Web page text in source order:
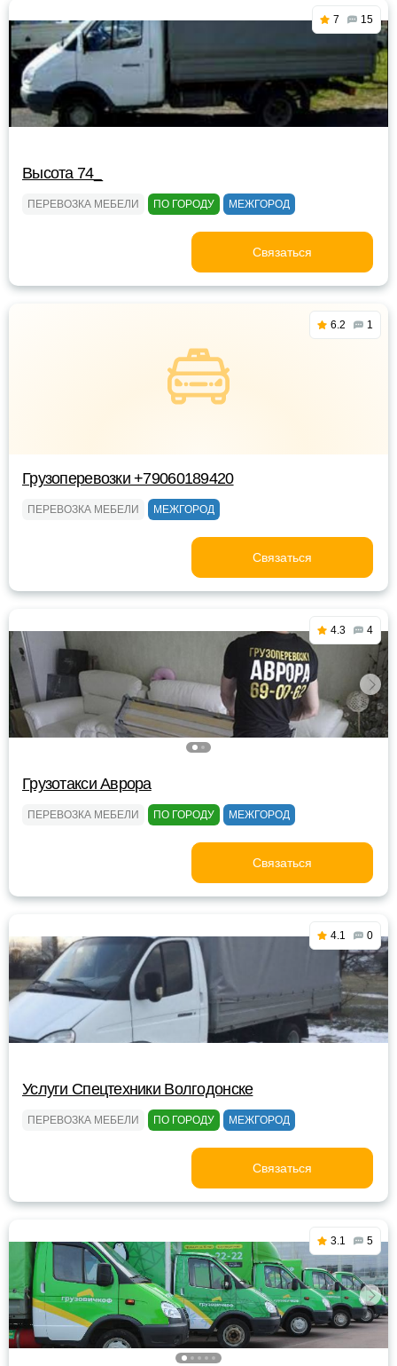
7 15
Высота 74_
ПЕРЕВОЗКА МЕБЕЛИ ПО ГОРОДУ МЕЖГОРОД
Связаться
6.2 1
Грузоперевозки +79060189420
ПЕРЕВОЗКА МЕБЕЛИ МЕЖГОРОД
Связаться
4.3 4
Грузотакси Аврора
ПЕРЕВОЗКА МЕБЕЛИ ПО ГОРОДУ МЕЖГОРОД
Связаться
4.1 0
Услуги Спецтехники Волгодонске
ПЕРЕВОЗКА МЕБЕЛИ ПО ГОРОДУ МЕЖГОРОД
Связаться
3.1 5